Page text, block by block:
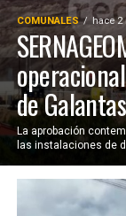
COMUNALES hace 2
de
La aprobación
las instalaciones de